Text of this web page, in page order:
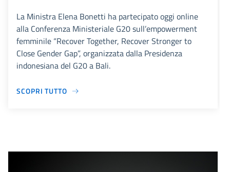
La Ministra Elena Bonetti ha partecipato oggi online
alla Conferenza Ministeriale G20 sull’empowerment
femminile “Recover Together, Recover Stronger to
Close Gender Gap”, organizzata dalla Presidenza
indonesiana del G20 a Bali.
SCOPRI TUTTO